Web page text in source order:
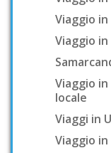
Viaggio
Viaggio
Viaggio
locale
Viaggi in
Viaggio